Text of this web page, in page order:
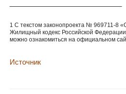
1 С текстом законопроекта № 969711-8
Жилищный кодекс Российской
можно ознакомиться на официальном
Источник